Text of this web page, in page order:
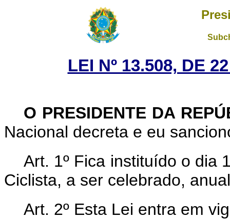
LEI Nº 13.508, DE
O PRESIDENTE DA
Nacional decreta e eu
Art. 1º Fica instituído o dia
Ciclista, a ser celebrado,
Art. 2º Esta Lei entra em